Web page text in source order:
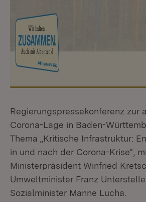
Regierungspressekonferenz zur
Corona-Lage in Baden-
Thema „Kritische Infrastruktur:
in und nach der Corona-Krise“,
Ministerpräsident Winfried
Umweltminister Franz
Sozialminister Manne Lucha.